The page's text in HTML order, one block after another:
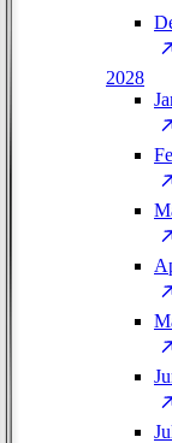
2028